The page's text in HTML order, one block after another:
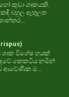
කුඩා ශාකයකි.
බහුල ඇතුලත
ශාක විශේෂ හයක්
කෙකටිය නමින්
ආවේණික ම...